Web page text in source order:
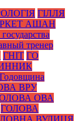
ГІЛЛЯ
АШАН
государства
тренер
ГНІТ ГО
Годовщина
ВРУ
ОВА
ГОЛОВА